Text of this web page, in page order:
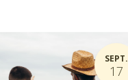
SEPT.
17